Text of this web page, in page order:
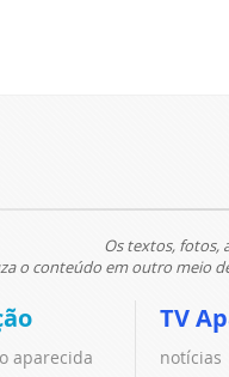
Os textos, fotos,
o conteúdo em outro meio
aparecida
TV
notícias